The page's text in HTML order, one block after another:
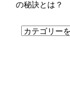
の秘訣とは？